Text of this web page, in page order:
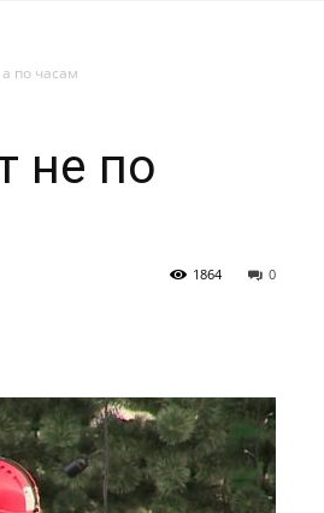
по часам
не по
0
1864